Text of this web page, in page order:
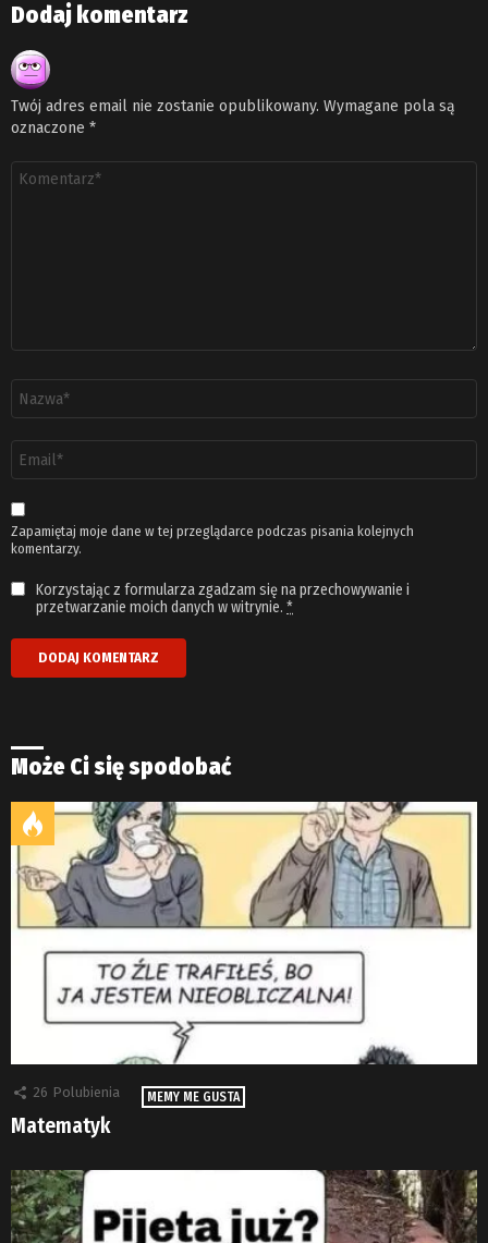
Dodaj komentarz
Twój adres email nie zostanie opublikowany. Wymagane pola są
oznaczone *
Komentarz
email
*
Zapamiętaj moje dane w tej przeglądarce podczas pisania kolejnych
komentarzy.
Korzystając z formularza zgadzam się na przechowywanie i
przetwarzanie moich danych w witrynie. *
Może Ci się spodobać
26 Polubienia MEMY ME GUSTA
Matematyk